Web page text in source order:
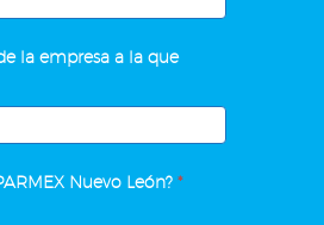
la empresa a la que
Nuevo León? *